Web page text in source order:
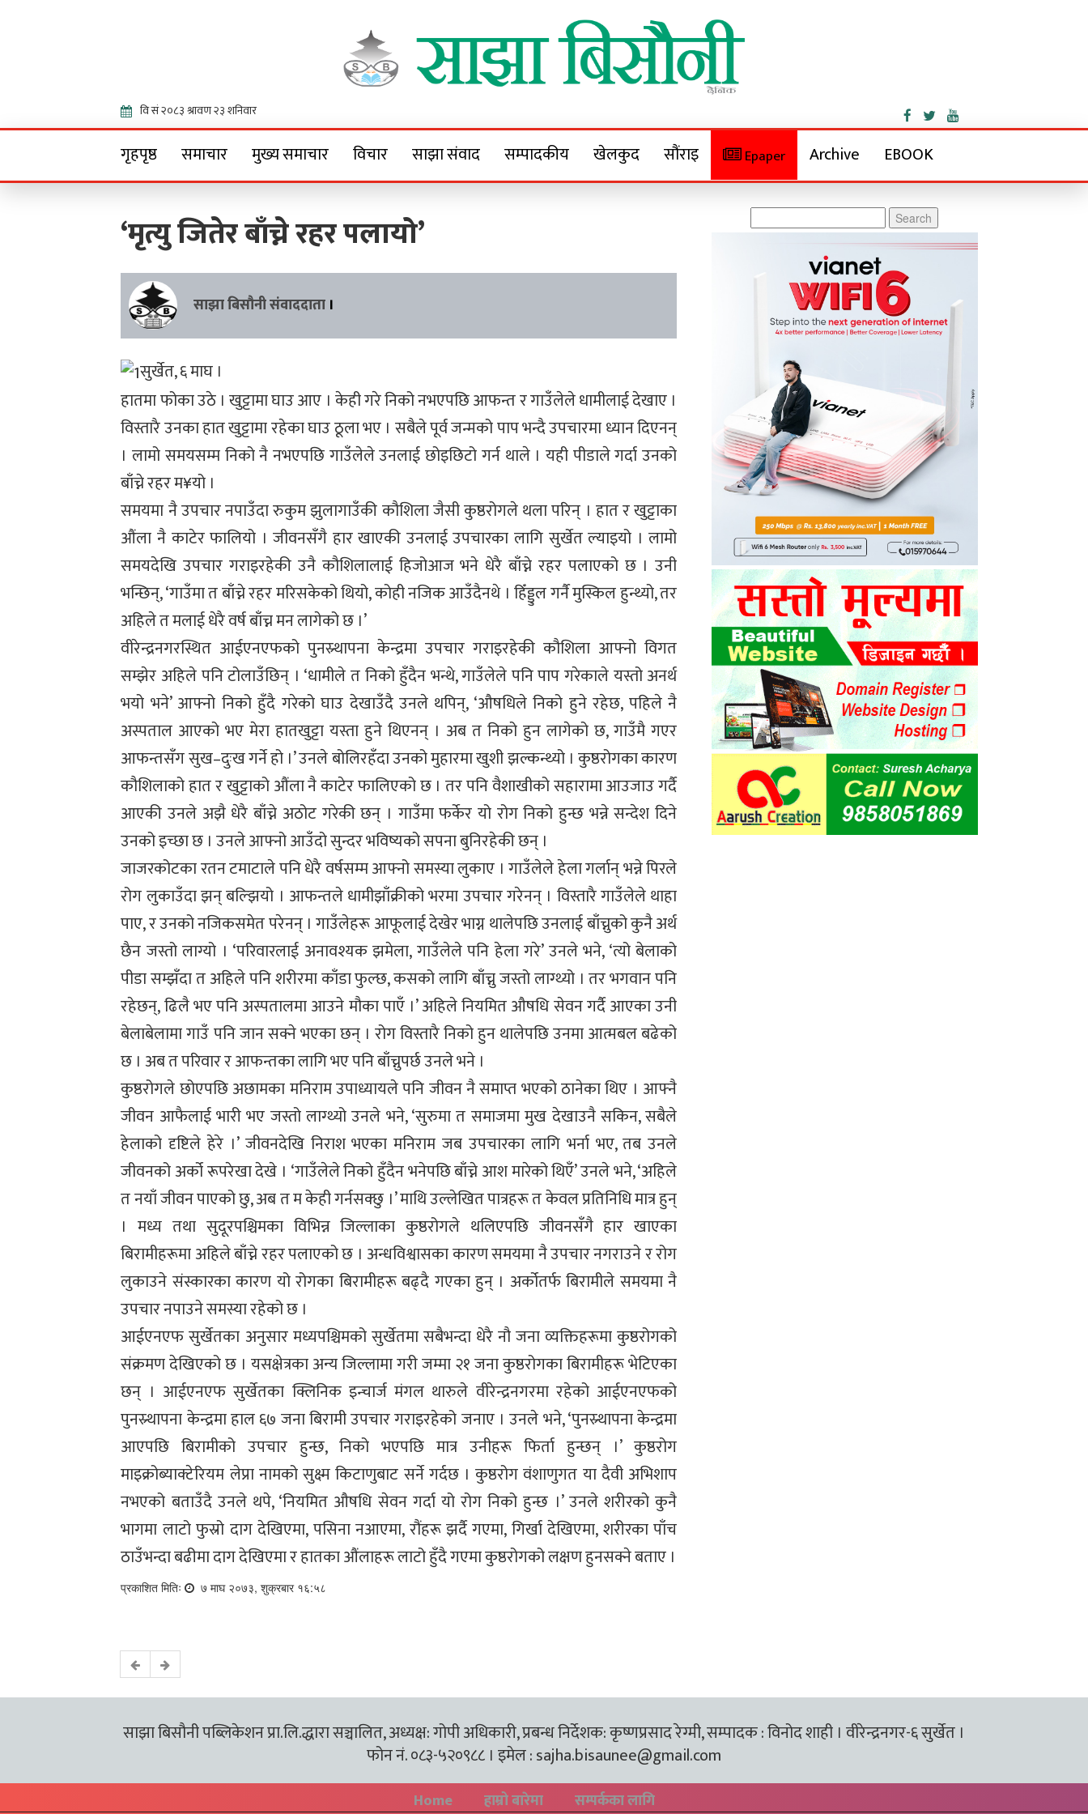
Sajha Bisaunee
गृहपृष्ठ समाचार मुख्य समाचार विचार साझा संवाद सम्पादकीय खेलकुद सौंराइ Epaper Archive EBOOK
‘मृत्यु जितेर बाँच्ने रहर पलायो’
साझा बिसौनी संवाददाता ।
सुर्खेत, ६ माघ ।
हातमा फोका उठे । खुट्टामा घाउ आए । केही गरे निको नभएपछि आफन्त र गाउँलेले धामीलाई देखाए ।
विस्तारै उनका हात खुट्टामा रहेका घाउ ठूला भए । सबैले पूर्व जन्मको पाप भन्दै उपचारमा ध्यान दिएनन्
। लामो समयसम्म निको नै नभएपछि गाउँलेले उनलाई छोइछिटो गर्न थाले । यही पीडाले गर्दा उनको
बाँच्ने रहर म¥यो ।
समयमा नै उपचार नपाउँदा रुकुम झुलागाउँकी कौशिला जैसी कुष्ठरोगले थला परिन् । हात र खुट्टाका
औंला नै काटेर फालियो । जीवनसँगै हार खाएकी उनलाई उपचारका लागि सुर्खेत ल्याइयो । लामो
समयदेखि उपचार गराइरहेकी उनै कौशिलालाई हिजोआज भने धेरै बाँच्ने रहर पलाएको छ । उनी
भन्छिन्, ‘गाउँमा त बाँच्ने रहर मरिसकेको थियो, कोही नजिक आउँदैनथे । हिँड्डुल गर्नै मुस्किल हुन्थ्यो, तर
अहिले त मलाई धेरै वर्ष बाँच्न मन लागेको छ ।’
वीरेन्द्रनगरस्थित आईएनएफको पुनस्र्थापना केन्द्रमा उपचार गराइरहेकी कौशिला आफ्नो विगत
सम्झेर अहिले पनि टोलाउँछिन् । ‘धामीले त निको हुँदैन भन्थे, गाउँलेले पनि पाप गरेकाले यस्तो अनर्थ
भयो भने’ आफ्नो निको हुँदै गरेको घाउ देखाउँदै उनले थपिन्, ‘औषधिले निको हुने रहेछ, पहिले नै
अस्पताल आएको भए मेरा हातखुट्टा यस्ता हुने थिएनन् । अब त निको हुन लागेको छ, गाउँमै गएर
आफन्तसँग सुख–दुःख गर्ने हो ।’ उनले बोलिरहँदा उनको मुहारमा खुशी झल्कन्थ्यो । कुष्ठरोगका कारण
कौशिलाको हात र खुट्टाको औंला नै काटेर फालिएको छ । तर पनि वैशाखीको सहारामा आउजाउ गर्दै
आएकी उनले अझै धेरै बाँच्ने अठोट गरेकी छन् । गाउँमा फर्केर यो रोग निको हुन्छ भन्ने सन्देश दिने
उनको इच्छा छ । उनले आफ्नो आउँदो सुन्दर भविष्यको सपना बुनिरहेकी छन् ।
जाजरकोटका रतन टमाटाले पनि धेरै वर्षसम्म आफ्नो समस्या लुकाए । गाउँलेले हेला गर्लान् भन्ने पिरले
रोग लुकाउँदा झन् बल्झियो । आफन्तले धामीझाँक्रीको भरमा उपचार गरेनन् । विस्तारै गाउँलेले थाहा
पाए, र उनको नजिकसमेत परेनन् । गाउँलेहरू आफूलाई देखेर भाग्न थालेपछि उनलाई बाँच्नुको कुनै अर्थ
छैन जस्तो लाग्यो । ‘परिवारलाई अनावश्यक झमेला, गाउँलेले पनि हेला गरे’ उनले भने, ‘त्यो बेलाको
पीडा सम्झँदा त अहिले पनि शरीरमा काँडा फुल्छ, कसको लागि बाँच्नु जस्तो लाग्थ्यो । तर भगवान पनि
रहेछन्, ढिलै भए पनि अस्पतालमा आउने मौका पाएँ ।’ अहिले नियमित औषधि सेवन गर्दै आएका उनी
बेलाबेलामा गाउँ पनि जान सक्ने भएका छन् । रोग विस्तारै निको हुन थालेपछि उनमा आत्मबल बढेको
छ । अब त परिवार र आफन्तका लागि भए पनि बाँच्नुपर्छ उनले भने ।
कुष्ठरोगले छोएपछि अछामका मनिराम उपाध्यायले पनि जीवन नै समाप्त भएको ठानेका थिए । आफ्नै
जीवन आफैलाई भारी भए जस्तो लाग्थ्यो उनले भने, ‘सुरुमा त समाजमा मुख देखाउनै सकिन, सबैले
हेलाको दृष्टिले हेरे ।’ जीवनदेखि निराश भएका मनिराम जब उपचारका लागि भर्ना भए, तब उनले
जीवनको अर्को रूपरेखा देखे । ‘गाउँलेले निको हुँदैन भनेपछि बाँच्ने आश मारेको थिएँ’ उनले भने, ‘अहिले
त नयाँ जीवन पाएको छु, अब त म केही गर्नसक्छु ।’ माथि उल्लेखित पात्रहरू त केवल प्रतिनिधि मात्र हुन्
। मध्य तथा सुदूरपश्चिमका विभिन्न जिल्लाका कुष्ठरोगले थलिएपछि जीवनसँगै हार खाएका
बिरामीहरूमा अहिले बाँच्ने रहर पलाएको छ । अन्धविश्वासका कारण समयमा नै उपचार नगराउने र रोग
लुकाउने संस्कारका कारण यो रोगका बिरामीहरू बढ्दै गएका हुन् । अर्कोतर्फ बिरामीले समयमा नै
उपचार नपाउने समस्या रहेको छ ।
आईएनएफ सुर्खेतका अनुसार मध्यपश्चिमको सुर्खेतमा सबैभन्दा धेरै नौ जना व्यक्तिहरूमा कुष्ठरोगको
संक्रमण देखिएको छ । यसक्षेत्रका अन्य जिल्लामा गरी जम्मा २१ जना कुष्ठरोगका बिरामीहरू भेटिएका
छन् । आईएनएफ सुर्खेतका क्लिनिक इन्चार्ज मंगल थारुले वीरेन्द्रनगरमा रहेको आईएनएफको
पुनस्र्थापना केन्द्रमा हाल ६७ जना बिरामी उपचार गराइरहेको जनाए । उनले भने, ‘पुनस्र्थापना केन्द्रमा
आएपछि बिरामीको उपचार हुन्छ, निको भएपछि मात्र उनीहरू फिर्ता हुन्छन् ।’ कुष्ठरोग
माइक्रोब्याक्टेरियम लेप्रा नामको सुक्ष्म किटाणुबाट सर्ने गर्दछ । कुष्ठरोग वंशाणुगत या दैवी अभिशाप
नभएको बताउँदै उनले थपे, ‘नियमित औषधि सेवन गर्दा यो रोग निको हुन्छ ।’ उनले शरीरको कुनै
भागमा लाटो फुस्रो दाग देखिएमा, पसिना नआएमा, रौंहरू झर्दै गएमा, गिर्खा देखिएमा, शरीरका पाँच
ठाउँभन्दा बढीमा दाग देखिएमा र हातका औंलाहरू लाटो हुँदै गएमा कुष्ठरोगको लक्षण हुनसक्ने बताए ।
प्रकाशित मितिः ७ माघ २०७३, शुक्रबार १६:५८
for:
साझा बिसौनी पब्लिकेशन प्रा.लि.द्धारा सञ्चालित, अध्यक्ष: गोपी अधिकारी, प्रबन्ध निर्देशक: कृष्णप्रसाद रेग्मी, सम्पादक : विनोद शाही । वीरेन्द्रनगर-६ सुर्खेत ।
फोन नं. ०८३-५२०९८८ । इमेल :sajha.bisaunee@gmail.com
Home हाम्रो बारेमा सम्पर्कका लागि